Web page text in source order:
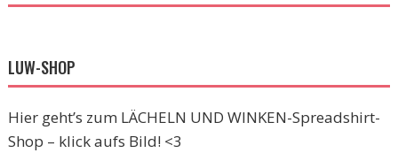
LUW-SHOP
Hier geht’s zum LÄCHELN UND WINKEN-Spreadshirt-
Shop – klick aufs Bild! <3